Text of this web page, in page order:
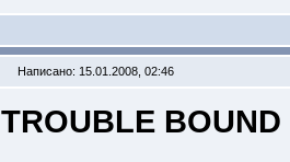
Написано: 15.01.2008, 02:46
TROUBLE